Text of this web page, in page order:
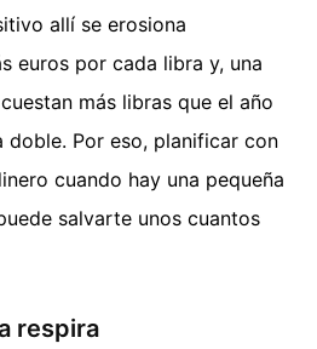
allí se erosiona
euros por cada libra y, una
más libras que el año
doble. Por eso, planificar con
cuando hay una pequeña
salvarte unos cuantos
respira